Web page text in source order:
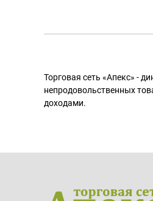
Торговая сеть «Апекс» -
непродовольственных
доходами.